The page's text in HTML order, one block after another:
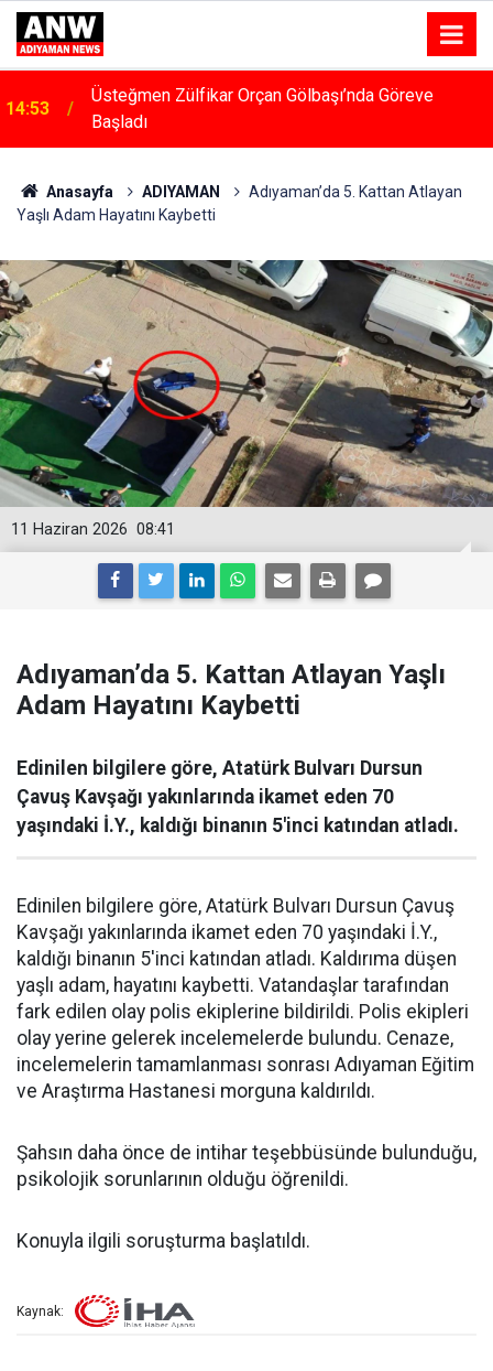
14:48 Menfeze Çarpan Araç Sürücüsü Yaralandı
Anasayfa ADIYAMAN
Adıyaman’da 5. Kattan Atlayan
Yaşlı Adam Hayatını Kaybetti
08:41
11 Haziran 2026
Adıyaman’da 5. Kattan Atlayan Yaşlı
Adam Hayatını Kaybetti
Edinilen bilgilere göre, Atatürk Bulvarı Dursun
Çavuş Kavşağı yakınlarında ikamet eden 70
yaşındaki İ.Y., kaldığı binanın 5'inci katından atladı.
Edinilen bilgilere göre, Atatürk Bulvarı Dursun Çavuş
Kavşağı yakınlarında ikamet eden 70 yaşındaki İ.Y.,
kaldığı binanın 5'inci katından atladı. Kaldırıma düşen
yaşlı adam, hayatını kaybetti. Vatandaşlar tarafından
fark edilen olay polis ekiplerine bildirildi. Polis ekipleri
olay yerine gelerek incelemelerde bulundu. Cenaze,
incelemelerin tamamlanması sonrası Adıyaman Eğitim
ve Araştırma Hastanesi morguna kaldırıldı.
Şahsın daha önce de intihar teşebbüsünde bulunduğu,
psikolojik sorunlarının olduğu öğrenildi.
Konuyla ilgili soruşturma başlatıldı.
Kaynak: